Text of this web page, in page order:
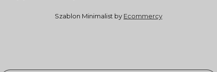
Szablon Minimalist by Ecommercy